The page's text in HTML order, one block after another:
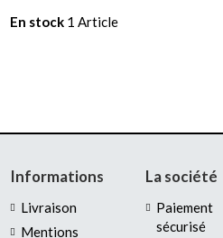
En stock 1 Article
Informations
Livraison
Mentions
La société
Paiement
sécurisé